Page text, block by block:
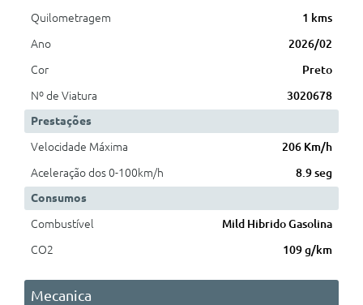
Quilometragem
1 kms
Ano
2026/02
Cor
Preto
Nº de Viatura
3020678
Prestações
Velocidade Máxima
206 Km/h
Aceleração dos 0-100km/h
8.9 seg
Consumos
Combustível
Mild Hibrido Gasolina
CO2
109 g/km
Mecanica